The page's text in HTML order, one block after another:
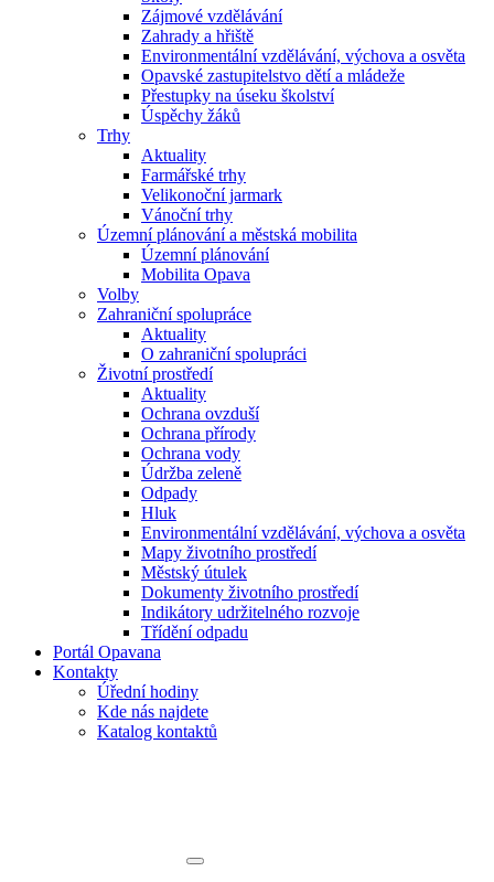
Zájmové vzdělávání
Zahrady a hřiště
Environmentální vzdělávání, výchova a osvěta
Opavské zastupitelstvo dětí a mládeže
Přestupky na úseku školství
Úspěchy žáků
Trhy
Aktuality
Farmářské trhy
Velikonoční jarmark
Vánoční trhy
Územní plánování a městská mobilita
Územní plánování
Mobilita Opava
Volby
Zahraniční spolupráce
Aktuality
O zahraniční spolupráci
Životní prostředí
Aktuality
Ochrana ovzduší
Ochrana přírody
Ochrana vody
Údržba zeleně
Odpady
Hluk
Environmentální vzdělávání, výchova a osvěta
Mapy životního prostředí
Městský útulek
Dokumenty životního prostředí
Indikátory udržitelného rozvoje
Třídění odpadu
Portál Opavana
Kontakty
Úřední hodiny
Kde nás najdete
Katalog kontaktů